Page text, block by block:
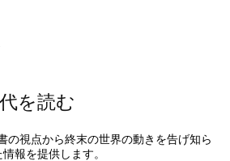
を読む
の視点から終末の世界の動きを告げ知ら
報を提供します。